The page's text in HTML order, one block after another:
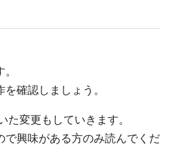
確認しましょう。
変更もしていきます。
で興味がある方のみ読んでくだ